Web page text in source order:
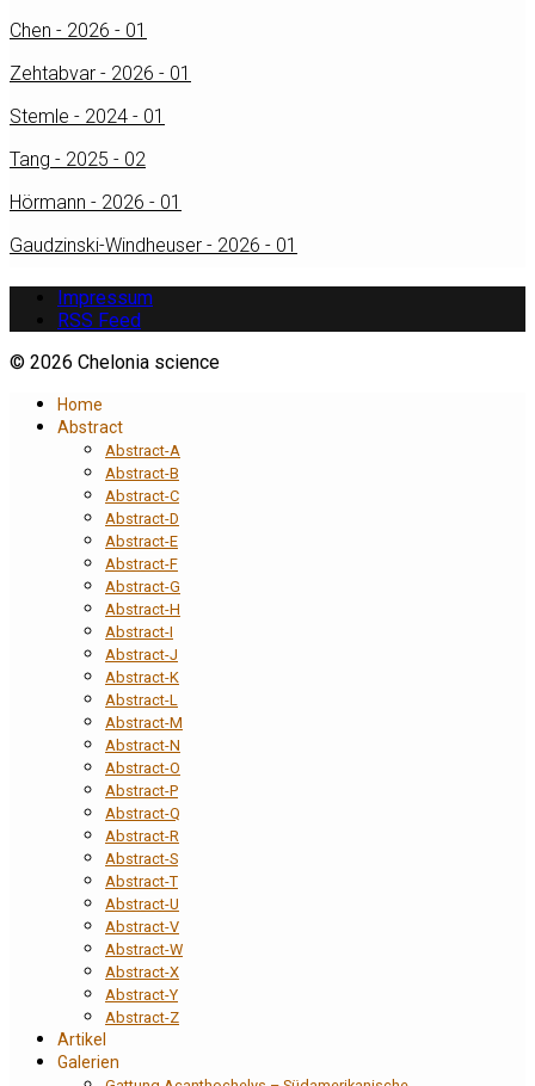
Chen - 2026 - 01
Zehtabvar - 2026 - 01
Stemle - 2024 - 01
Tang - 2025 - 02
Hörmann - 2026 - 01
Gaudzinski-Windheuser - 2026 - 01
Impressum
RSS Feed
© 2026 Chelonia science
Home
Abstract
Abstract-A
Abstract-B
Abstract-C
Abstract-D
Abstract-E
Abstract-F
Abstract-G
Abstract-H
Abstract-I
Abstract-J
Abstract-K
Abstract-L
Abstract-M
Abstract-N
Abstract-O
Abstract-P
Abstract-Q
Abstract-R
Abstract-S
Abstract-T
Abstract-U
Abstract-V
Abstract-W
Abstract-X
Abstract-Y
Abstract-Z
Artikel
Galerien